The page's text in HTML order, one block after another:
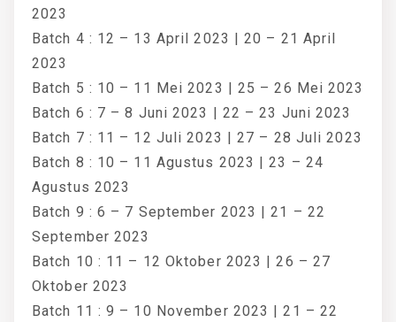
2023
Batch 4 : 12 – 13 April 2023 | 20 – 21 April
2023
Batch 5 : 10 – 11 Mei 2023 | 25 – 26 Mei 2023
Batch 6 : 7 – 8 Juni 2023 | 22 – 23 Juni 2023
Batch 7 : 11 – 12 Juli 2023 | 27 – 28 Juli 2023
Batch 8 : 10 – 11 Agustus 2023 | 23 – 24
Agustus 2023
Batch 9 : 6 – 7 September 2023 | 21 – 22
September 2023
Batch 10 : 11 – 12 Oktober 2023 | 26 – 27
Oktober 2023
Batch 11 : 9 – 10 November 2023 | 21 – 22